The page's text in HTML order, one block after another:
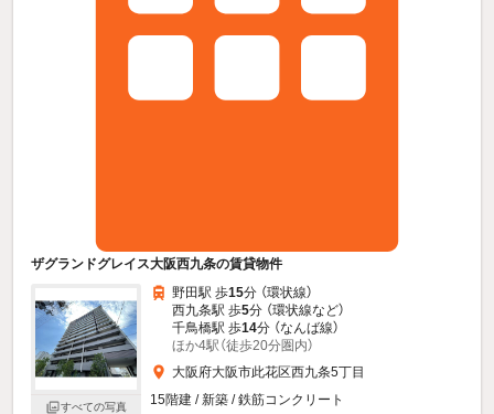
ザグランドグレイス大阪西九条の賃貸物件
すべての写真
野田駅 歩15分 （環状線）
西九条駅 歩5分 （環状線など）
千鳥橋駅 歩14分 （なんば線）
ほか4駅（徒歩20分圏内）
大阪府大阪市此花区西九条5丁目
15階建 / 新築 / 鉄筋コンクリート